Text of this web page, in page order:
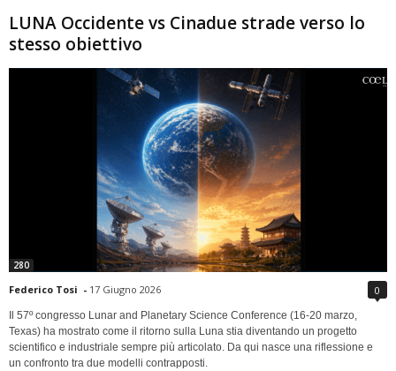
LUNA Occidente vs Cinadue strade verso lo
stesso obiettivo
280
Federico Tosi - 17 Giugno 2026 0
Il 57º congresso Lunar and Planetary Science Conference (16-20 marzo,
Texas) ha mostrato come il ritorno sulla Luna stia diventando un progetto
scientifico e industriale sempre più articolato. Da qui nasce una riflessione e
un confronto tra due modelli contrapposti.